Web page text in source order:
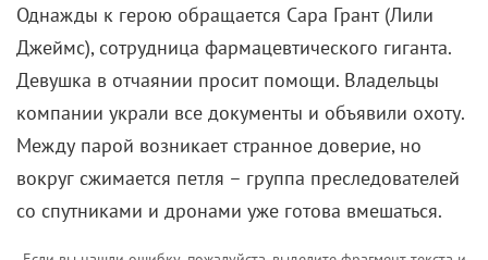
Однажды к герою обращается Сара Грант (Лили
Джеймс), сотрудница фармацевтического гиганта.
Девушка в отчаянии просит помощи. Владельцы
компании украли все документы и объявили охоту.
Между парой возникает странное доверие, но
вокруг сжимается петля – группа преследователей
со спутниками и дронами уже готова вмешаться.